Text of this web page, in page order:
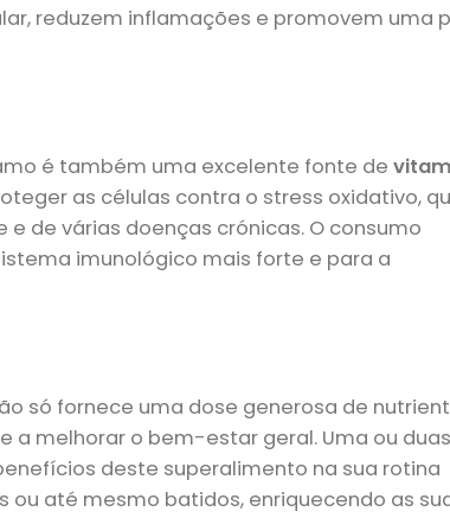
reduzem inflamações e promovem uma
é também uma excelente fonte de
as células contra o stress oxidativo,
de várias doenças crónicas. O consumo
imunológico mais forte e para a
só fornece uma dose generosa de
a melhorar o bem-estar geral. Uma ou duas
deste superalimento na sua rotina
ou até mesmo batidos, enriquecendo as